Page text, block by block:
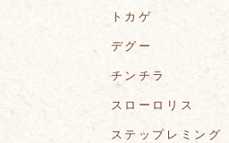
トカゲ
デグー
チンチラ
スローロリス
ステップレミング